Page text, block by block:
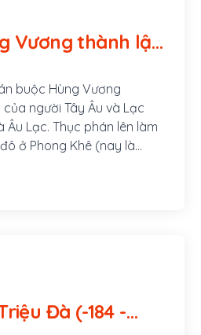
Vương thành lập
buộc Hùng Vương
người Tây Âu và Lạc
Lạc. Thục phán lên làm
ở Phong Khê (nay là
(-184 -